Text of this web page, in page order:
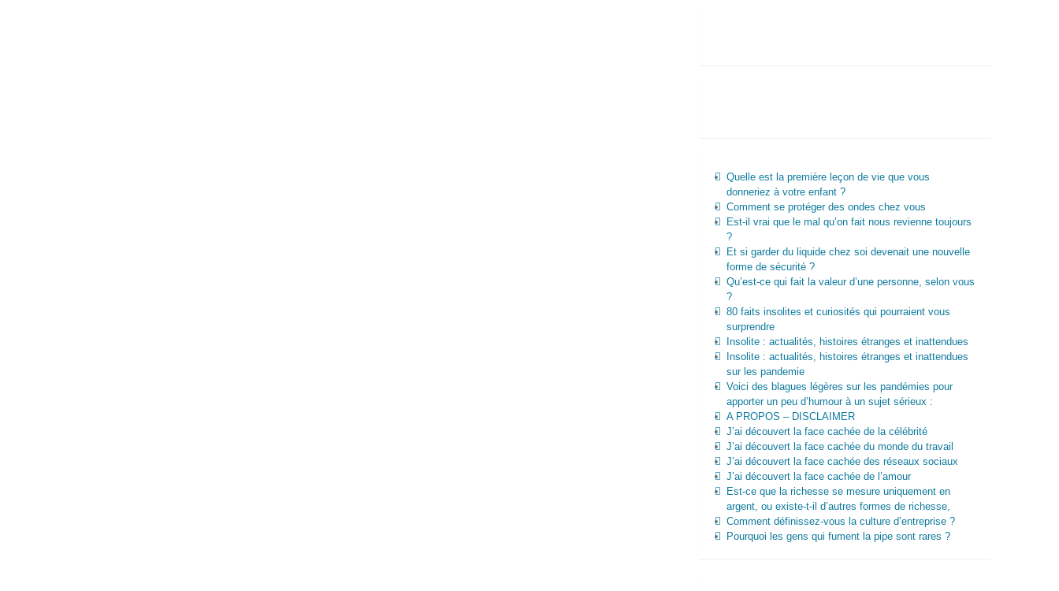
Quelle est la première leçon de vie que vous
donneriez à votre enfant ?
Comment se protéger des ondes chez vous
Est-il vrai que le mal qu’on fait nous revienne toujours
?
Et si garder du liquide chez soi devenait une nouvelle
forme de sécurité ?
Qu’est-ce qui fait la valeur d’une personne, selon vous
?
80 faits insolites et curiosités qui pourraient vous
surprendre
Insolite : actualités, histoires étranges et inattendues
Insolite : actualités, histoires étranges et inattendues
sur les pandemie
Voici des blagues légères sur les pandémies pour
apporter un peu d’humour à un sujet sérieux :
A PROPOS – DISCLAIMER
J’ai découvert la face cachée de la célébrité
J’ai découvert la face cachée du monde du travail
J’ai découvert la face cachée des réseaux sociaux
J’ai découvert la face cachée de l’amour
Est-ce que la richesse se mesure uniquement en
argent, ou existe-t-il d’autres formes de richesse,
Comment définissez-vous la culture d’entreprise ?
Pourquoi les gens qui fument la pipe sont rares ?